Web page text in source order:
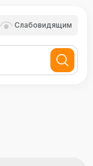
Слабовидящим